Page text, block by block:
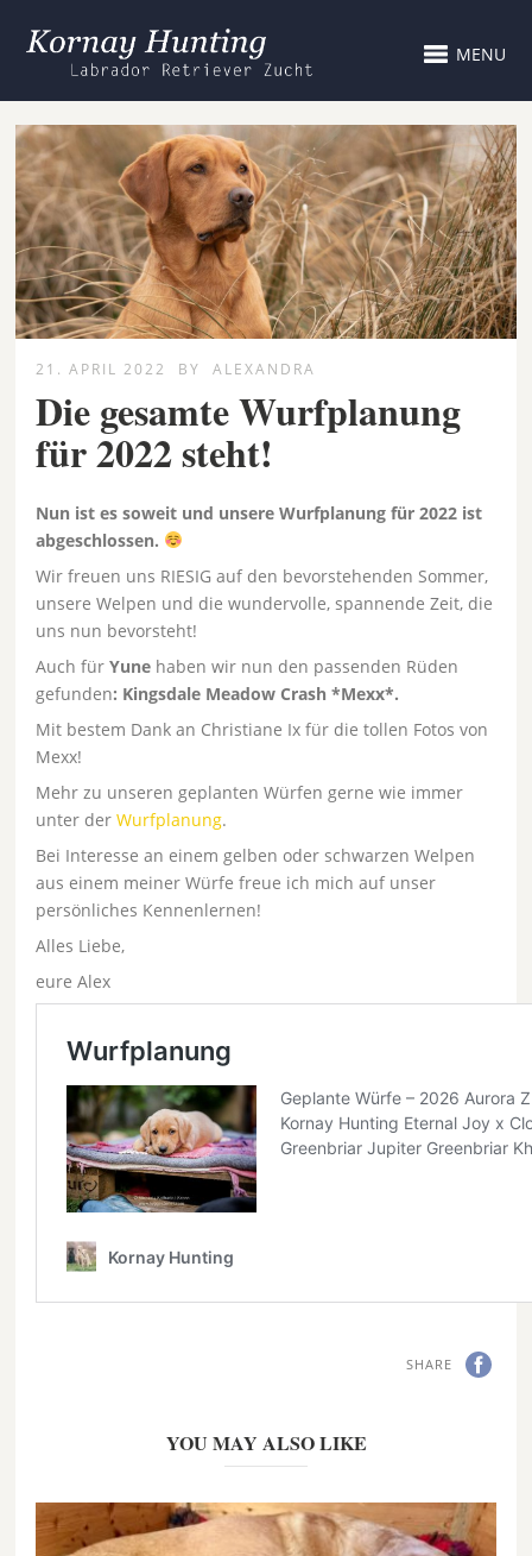
MENU
21. APRIL 2022 BY ALEXANDRA
Die gesamte Wurfplanung
für 2022 steht!
Nun ist es soweit und unsere Wurfplanung für 2022 ist
abgeschlossen.
Wir freuen uns RIESIG auf den bevorstehenden Sommer,
unsere Welpen und die wundervolle, spannende Zeit, die
uns nun bevorsteht!
Auch fürYune haben wir nun den passenden Rüden
gefunden: Kingsdale Meadow Crash *Mexx*.
Mit bestem Dank an Christiane Ix für die tollen Fotos von
Mexx!
Mehr zu unseren geplanten Würfen gerne wie immer
unter derWurfplanung.
Bei Interesse an einem gelben oder schwarzen Welpen
aus einem meiner Würfe freue ich mich auf unser
persönliches Kennenlernen!
Alles Liebe,
eure Alex
SHARE
YOU MAY ALSO LIKE